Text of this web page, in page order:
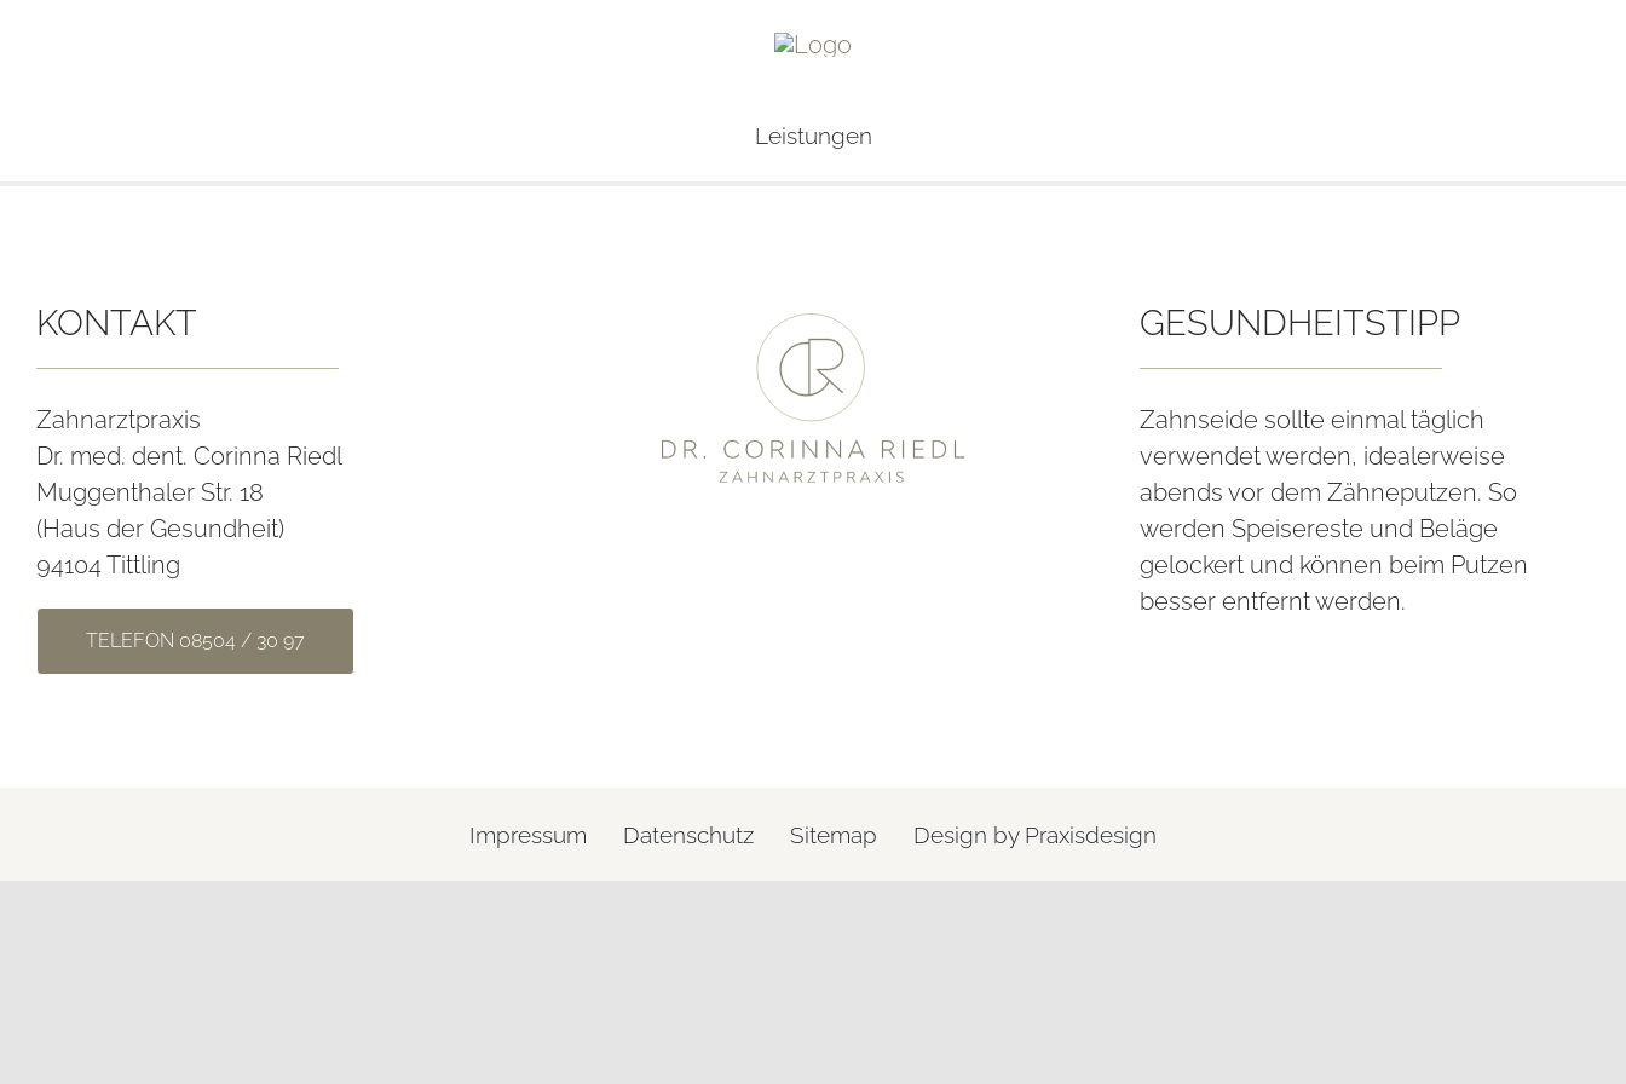
Leistungen
KONTAKT
Zahnarztpraxis
Dr. med. dent. Corinna Riedl
Muggenthaler Str. 18
(Haus der Gesundheit)
94104 Tittling
TELEFON 08504 / 30 97
GESUNDHEITSTIPP
Zahnseide sollte einmal täglich
verwendet werden, idealerweise
abends vor dem Zähneputzen. So
werden Speisereste und Beläge
gelockert und können beim Putzen
besser entfernt werden.
Impressum Datenschutz Sitemap Design by Praxisdesign